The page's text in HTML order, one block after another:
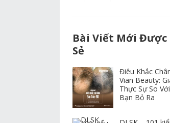
Bài Viết Mới Được
Sẻ
Điêu Khắc
Vian Beauty:
Thực Sự So
Bạn Bỏ Ra